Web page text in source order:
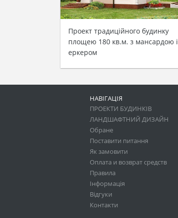
Проект традиційного будинку
площею 180 кв.м. з мансардою і
еркером
НАВІГАЦІЯ
ПРОЕКТИ БУДИНКІВ
ЛАНДШАФТНИЙ ДИЗАЙН
Обране
Поставити питання
Як замовити
Оплата и возврат средств
Правила
Інформація
Відгуки
Контакти